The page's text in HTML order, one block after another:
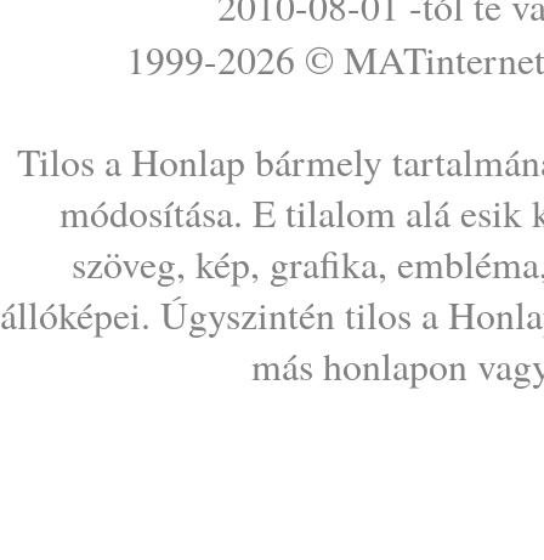
1999-2026 © MATinternet
Tilos a Honlap bármely
módosítása. E tilalom alá esik
szöveg, kép, grafika,
állóképei. Úgyszintén tilos a
más honlapon